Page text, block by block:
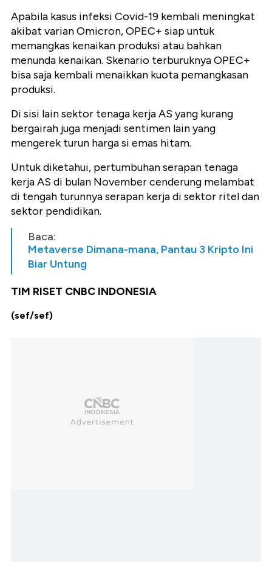
Apabila kasus infeksi Covid-19 kembali meningkat
akibat varian Omicron, OPEC+ siap untuk
memangkas kenaikan produksi atau bahkan
menunda kenaikan. Skenario terburuknya OPEC+
bisa saja kembali menaikkan kuota pemangkasan
produksi.
Di sisi lain sektor tenaga kerja AS yang kurang
bergairah juga menjadi sentimen lain yang
mengerek turun harga si emas hitam.
Untuk diketahui, pertumbuhan serapan tenaga
kerja AS di bulan November cenderung melambat
di tengah turunnya serapan kerja di sektor ritel dan
sektor pendidikan.
Baca:
Metaverse Dimana-mana, Pantau 3 Kripto Ini
Biar Untung
TIM RISET CNBC INDONESIA
(sef/sef)